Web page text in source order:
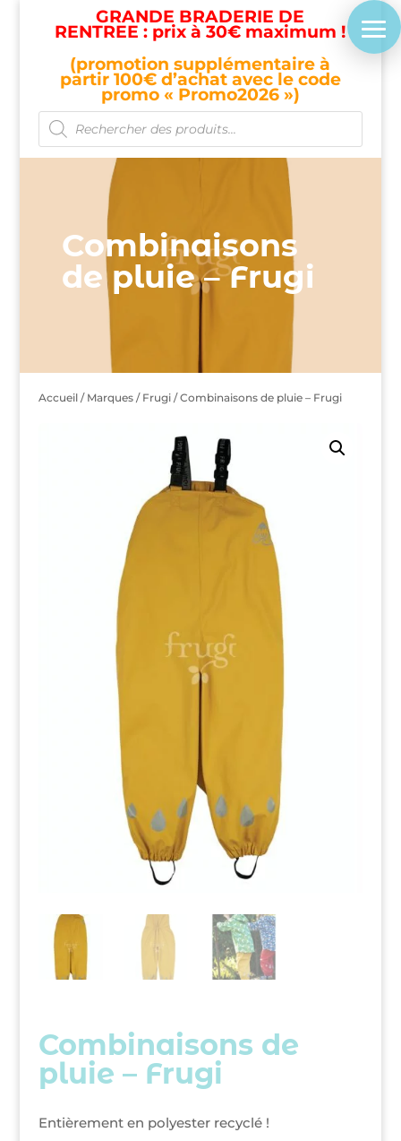
GRANDE BRADERIE DE
RENTREE : prix à 30€ maximum !
(promotion supplémentaire à
partir 100€ d’achat avec le code
promo « Promo2026 »)
Recherche
produits
Combinaisons
de pluie – Frugi
Accueil/ Marques/ Frugi/ Combinaisons de pluie – Frugi
Combinaisons de
pluie – Frugi
Entièrement en polyester recyclé !